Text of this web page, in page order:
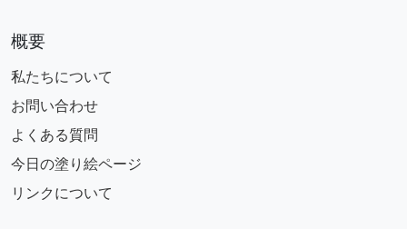
概要
私たちについて
お問い合わせ
よくある質問
今日の塗り絵ページ
リンクについて